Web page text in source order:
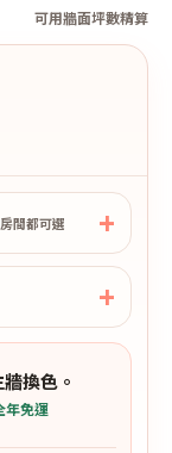
可用牆面坪數精算
間都可選
換色。
年免運